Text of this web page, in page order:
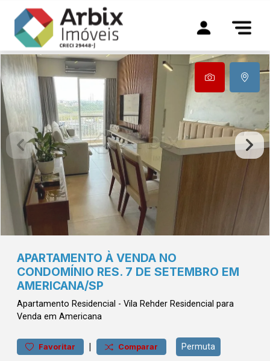
APARTAMENTO À VENDA NO
CONDOMÍNIO RES. 7 DE SETEMBRO EM
AMERICANA/SP
Apartamento Residencial - Vila Rehder Residencial para
Venda em Americana
Favoritar | Comparar Permuta